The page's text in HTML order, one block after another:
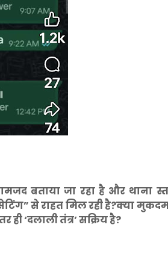
बताया जा रहा है और थाना
से राहत मिल रही है?क्या
‘दलाली तंत्र’ सक्रिय है?